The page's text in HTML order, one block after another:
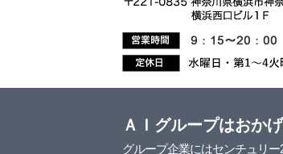
ＡＩグループはおか
グループ企業にはセンチュリ